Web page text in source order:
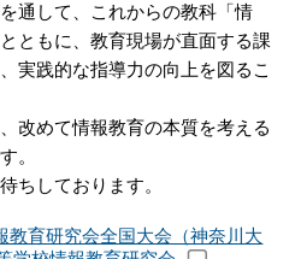
通して、これからの教科「情
ともに、教育現場が直面する課
実践的な指導力の向上を図るこ
改めて情報教育の本質を考える
。
ちしております。
教育研究会全国大会（神奈川大